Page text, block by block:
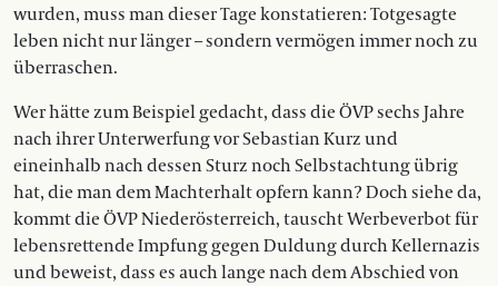
wurden, muss man dieser Tage konstatieren: Totgesagte
leben nicht nur länger – sondern vermögen immer noch zu
überraschen.
Wer hätte zum Beispiel gedacht, dass die ÖVP sechs Jahre
nach ihrer Unterwerfung vor Sebastian Kurz und
eineinhalb nach dessen Sturz noch Selbstachtung übrig
hat, die man dem Machterhalt opfern kann? Doch siehe da,
kommt die ÖVP Niederösterreich, tauscht Werbeverbot für
lebensrettende Impfung gegen Duldung durch Kellernazis
und beweist, dass es auch lange nach dem Abschied von